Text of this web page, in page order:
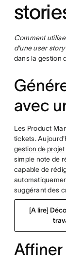
Comment
d'une user
dans la gestion
avec
Les Product
tickets.
gestion de projet
simple note de
capable de
suggérant des
[A lire]
Affiner